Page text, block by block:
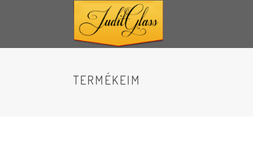
TERMÉKEIM